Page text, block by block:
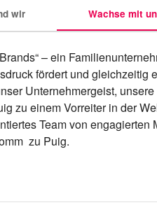
wir Wachse mit
– ein
fördert und gleichzeitig
Unternehmergeist,
zu einem Vorreiter in der
Team von engagierten
zu Puig.